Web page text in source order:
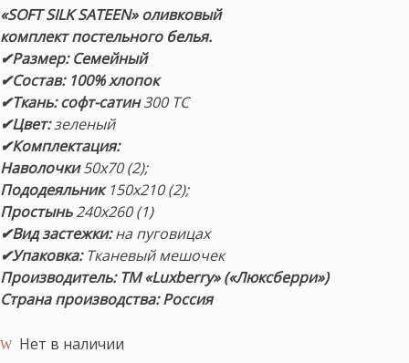
составляла
29,750 ₽.
26,500 ₽.
«SOFT SILK SATEEN» оливковый
комплект постельного белья.
✔Размер: Семейный
✔Состав: 100% хлопок
✔Ткань: софт-сатин300 ТС
✔Цвет:зеленый
✔Комплектация:
Наволочки50х70 (2);
Пододеяльник150х210 (2);
Простынь240х260 (1)
✔Вид застежки:на пуговицах
✔Упаковка:Тканевый мешочек
Производитель: ТМ «Luxberry» («Люксберри»)
Страна производства: Россия
Нет в наличии